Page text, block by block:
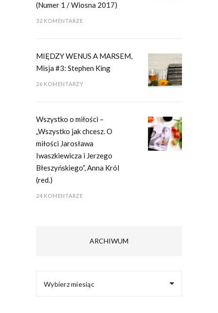
(Numer 1 / Wiosna 2017)
32 KOMENTARZE
MIĘDZY WENUS A MARSEM,
Misja #3: Stephen King
26 KOMENTARZY
Wszystko o miłości –
„Wszystko jak chcesz. O
miłości Jarosława
Iwaszkiewicza i Jerzego
Błeszyńskiego”, Anna Król
(red.)
24 KOMENTARZE
ARCHIWUM
Wybierz miesiąc